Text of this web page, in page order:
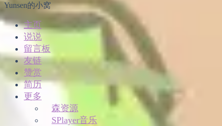
Yunsen的小窝
主页
说说
留言板
友链
赞赏
简历
更多
森资源
SPlayer音乐